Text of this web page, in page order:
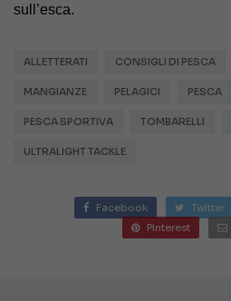
sull’esca.
ALLETTERATI CONSIGLI DI PESCA
MANGIANZE PELAGICI PESCA
PESCA SPORTIVA TOMBARELLI
ULTRALIGHT TACKLE
Facebook Twitter
Pinterest